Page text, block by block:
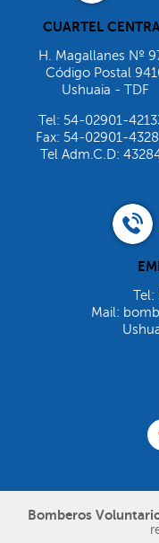
CUARTEL
H. Magallanes Nº
Código Postal
Ushuaia - TDF
Tel: 54-02901-
Fax: 54-02901-
Tel Adm.C.D:
Tel:
Mail:
Bomberos